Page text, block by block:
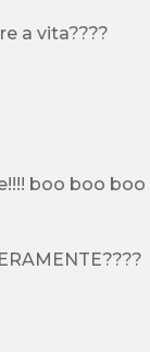
a vita????
boo boo boo